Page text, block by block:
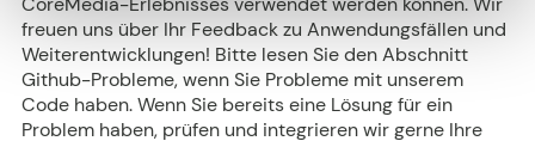
freuen uns über Ihr Feedback zu Anwendungsfällen und
Weiterentwicklungen! Bitte lesen Sie den Abschnitt
Github-Probleme, wenn Sie Probleme mit unserem
Code haben. Wenn Sie bereits eine Lösung für ein
Problem haben, prüfen und integrieren wir gerne Ihre